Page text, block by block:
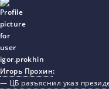
Игорь Прохин:
— ЦБ разъяснил указ